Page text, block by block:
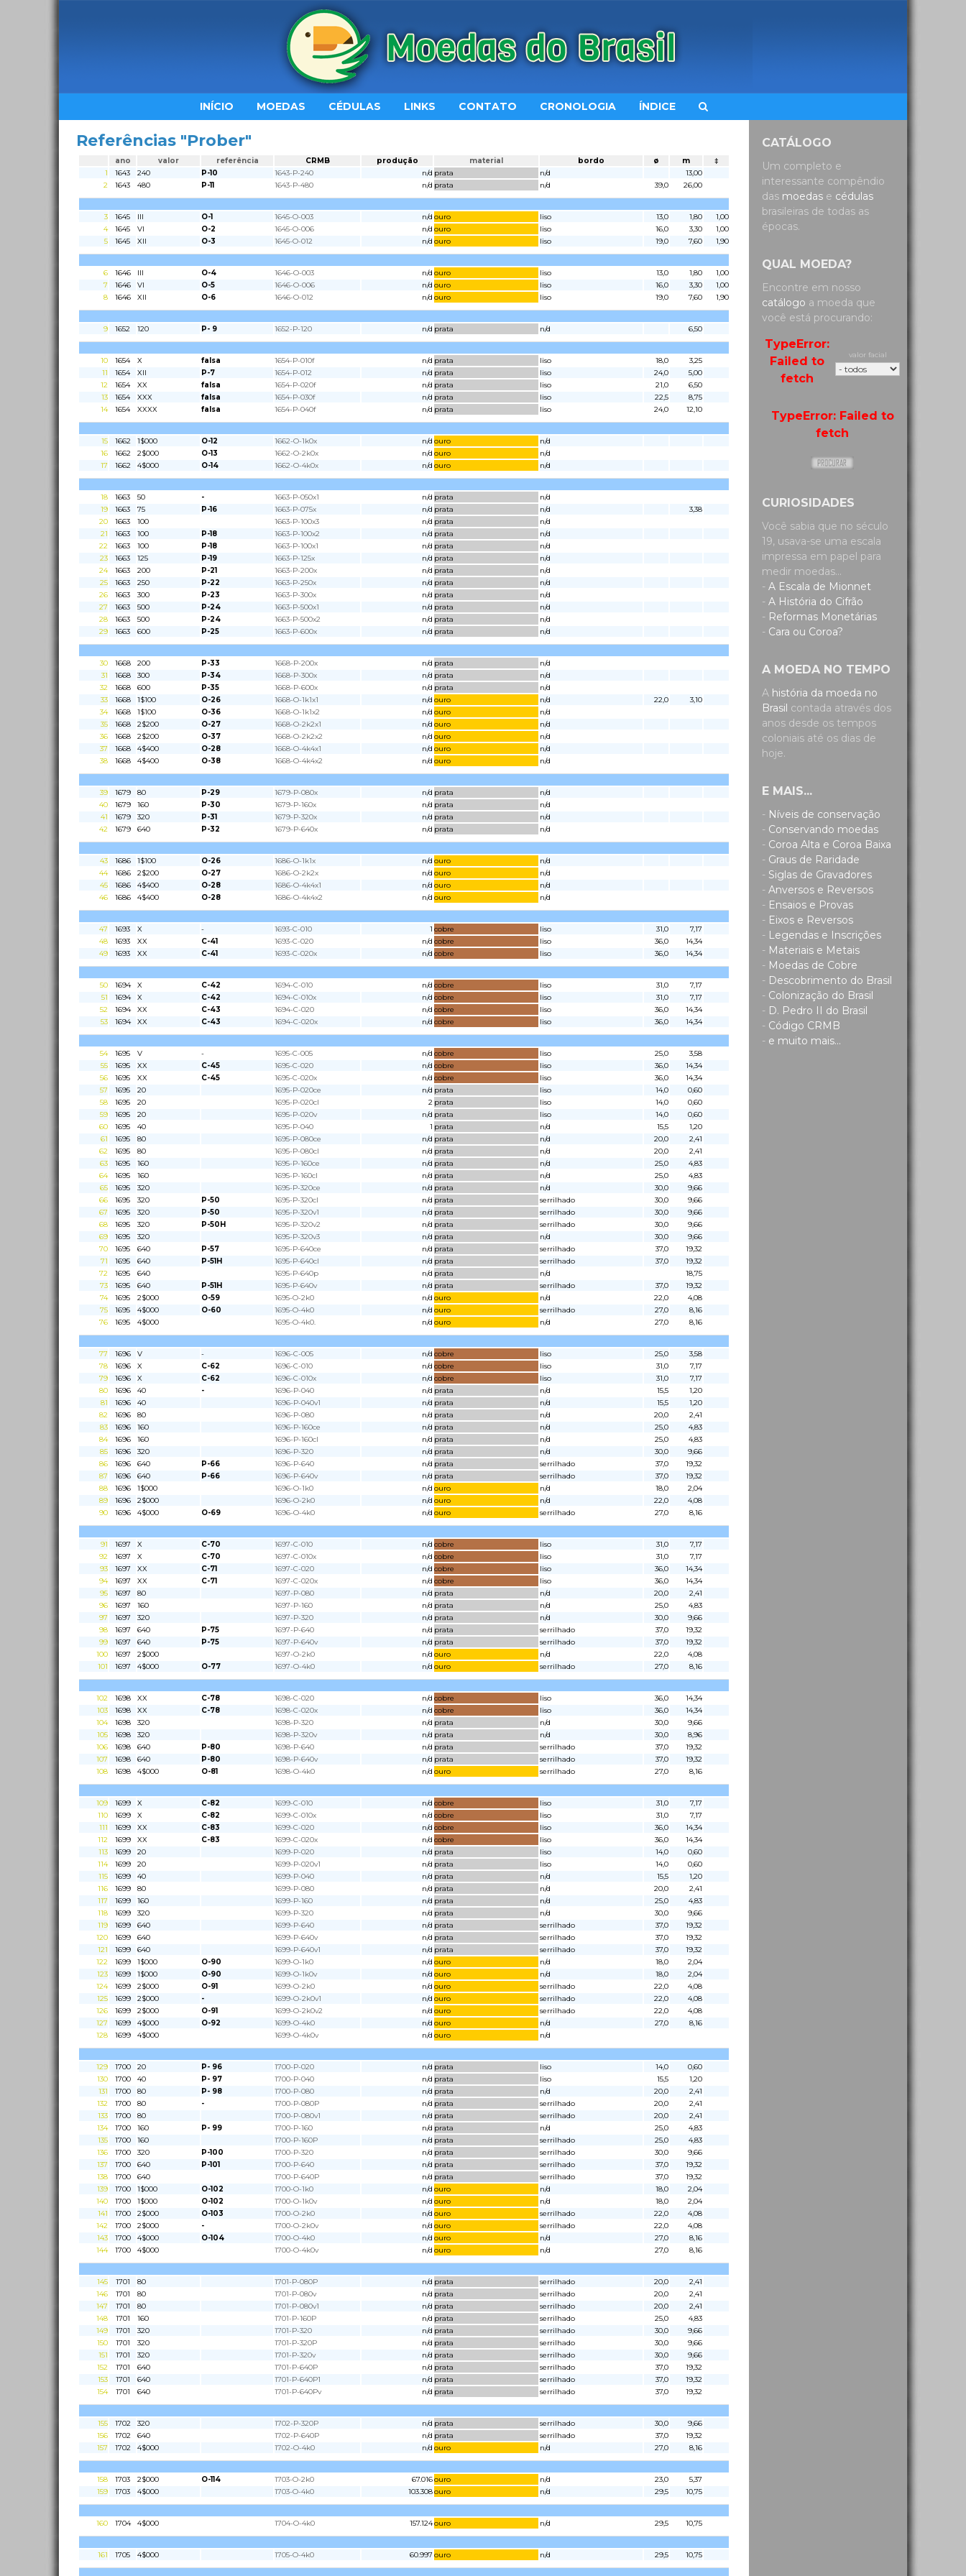
INÍCIO MOEDAS CÉDULAS LINKS CONTATO CRONOLOGIA ÍNDICE
CATÁLOGO
Um completo e
interessante compêndio
das moedas e cédulas
brasileiras de todas as
épocas.
QUAL MOEDA?
Encontre em nosso
catálogo a moeda que
você está procurando:
TypeError:
Failed to
fetch
valor facial
TypeError: Failed to
fetch
CURIOSIDADES
Você sabia que no século
19, usava-se uma escala
impressa em papel para
medir moedas...
- A Escala de Mionnet
- A História do Cifrão
- Reformas Monetárias
- Cara ou Coroa?
A MOEDA NO TEMPO
A história da moeda no
Brasil contada através dos
anos desde os tempos
coloniais até os dias de
hoje.
E MAIS...
- Níveis de conservação
- Conservando moedas
- Coroa Alta e Coroa Baixa
- Graus de Raridade
- Siglas de Gravadores
- Anversos e Reversos
- Ensaios e Provas
- Eixos e Reversos
- Legendas e Inscrições
- Materiais e Metais
- Moedas de Cobre
- Descobrimento do Brasil
- Colonização do Brasil
- D. Pedro II do Brasil
- Código CRMB
- e muito mais...
Referências "Prober"
ano valor referência CRMB produção material bordo ø m
‡
1
1643 240 P-10 1643-P-240 n/d prata n/d
13,00
2
1643 480 P-11 1643-P-480 n/d prata n/d 39,0 26,00
3 1645 III O-1 1645-O-003 n/d ouro liso 13,0 1,80
1,00
4
1645 VI O-2 1645-O-006 n/d ouro liso 16,0 3,30
1,00
5
1645 XII O-3 1645-O-012 n/d ouro liso 19,0 7,60 1,90
6 1646 III O-4 1646-O-003 n/d ouro liso 13,0 1,80
1,00
7
1646 VI O-5 1646-O-006 n/d ouro liso 16,0 3,30
1,00
8
1646 XII O-6 1646-O-012 n/d ouro liso 19,0 7,60 1,90
9 1652 120 P- 9 1652-P-120 n/d prata n/d 6,50
10 1654 X falsa 1654-P-010f n/d prata liso 18,0
3,25
11
1654 XII P-7 1654-P-012 n/d prata liso 24,0
5,00
12
1654 XX falsa 1654-P-020f n/d prata liso 21,0
6,50
13
1654 XXX falsa 1654-P-030f n/d prata liso 22,5
8,75
14
1654 XXXX falsa 1654-P-040f n/d prata liso 24,0 12,10
15 1662 1$000 O-12 1662-O-1k0x n/d ouro
n/d
16
1662 2$000 O-13 1662-O-2k0x n/d ouro
n/d
17
1662 4$000 O-14 1662-O-4k0x n/d ouro n/d
18 1663 50 - 1663-P-050x1 n/d prata
n/d
19
1663 75 P-16 1663-P-075x n/d prata n/d
3,38
20
1663 100 1663-P-100x3 n/d prata
n/d
21
1663 100 P-18 1663-P-100x2 n/d prata
n/d
22
1663 100 P-18 1663-P-100x1 n/d prata
n/d
23
1663 125 P-19 1663-P-125x n/d prata
n/d
24
1663 200 P-21 1663-P-200x n/d prata
n/d
25
1663 250 P-22 1663-P-250x n/d prata
n/d
26
1663 300 P-23 1663-P-300x n/d prata
n/d
27
1663 500 P-24 1663-P-500x1 n/d prata
n/d
28
1663 500 P-24 1663-P-500x2 n/d prata
n/d
29
1663 600 P-25 1663-P-600x n/d prata n/d
30 1668 200 P-33 1668-P-200x n/d prata
n/d
31
1668 300 P-34 1668-P-300x n/d prata
n/d
32
1668 600 P-35 1668-P-600x n/d prata
n/d
33
1668 1$100 O-26 1668-O-1k1x1 n/d ouro n/d 22,0
3,10
34
1668 1$100 O-36 1668-O-1k1x2 n/d ouro
n/d
35
1668 2$200 O-27 1668-O-2k2x1 n/d ouro
n/d
36
1668 2$200 O-37 1668-O-2k2x2 n/d ouro
n/d
37
1668 4$400 O-28 1668-O-4k4x1 n/d ouro
n/d
38
1668 4$400 O-38 1668-O-4k4x2 n/d ouro n/d
39 1679 80 P-29 1679-P-080x n/d prata
n/d
40
1679 160 P-30 1679-P-160x n/d prata
n/d
41
1679 320 P-31 1679-P-320x n/d prata
n/d
42
1679 640 P-32 1679-P-640x n/d prata n/d
43 1686 1$100 O-26 1686-O-1k1x n/d ouro
n/d
44
1686 2$200 O-27 1686-O-2k2x n/d ouro
n/d
45
1686 4$400 O-28 1686-O-4k4x1 n/d ouro
n/d
46
1686 4$400 O-28 1686-O-4k4x2 n/d ouro n/d
47 1693 X - 1693-C-010 1 cobre liso 31,0
7,17
48
1693 XX C-41 1693-C-020 n/d cobre liso 36,0
14,34
49
1693 XX C-41 1693-C-020x n/d cobre liso 36,0 14,34
50 1694 X C-42 1694-C-010 n/d cobre liso 31,0
7,17
51
1694 X C-42 1694-C-010x n/d cobre liso 31,0
7,17
52
1694 XX C-43 1694-C-020 n/d cobre liso 36,0
14,34
53
1694 XX C-43 1694-C-020x n/d cobre liso 36,0 14,34
54 1695 V - 1695-C-005 n/d cobre liso 25,0
3,58
55
1695 XX C-45 1695-C-020 n/d cobre liso 36,0
14,34
56
1695 XX C-45 1695-C-020x n/d cobre liso 36,0
14,34
57
1695 20 1695-P-020ce n/d prata liso 14,0
0,60
58
1695 20 1695-P-020cl 2 prata liso 14,0
0,60
59
1695 20 1695-P-020v n/d prata liso 14,0
0,60
60
1695 40 1695-P-040 1 prata n/d 15,5
1,20
61
1695 80 1695-P-080ce n/d prata n/d 20,0
2,41
62
1695 80 1695-P-080cl n/d prata n/d 20,0
2,41
63
1695 160 1695-P-160ce n/d prata n/d 25,0
4,83
64
1695 160 1695-P-160cl n/d prata n/d 25,0
4,83
65
1695 320 1695-P-320ce n/d prata n/d 30,0
9,66
66
1695 320 P-50 1695-P-320cl n/d prata serrilhado 30,0
9,66
67
1695 320 P-50 1695-P-320v1 n/d prata serrilhado 30,0
9,66
68
1695 320 P-50H 1695-P-320v2 n/d prata serrilhado 30,0
9,66
69
1695 320 1695-P-320v3 n/d prata n/d 30,0
9,66
70
1695 640 P-57 1695-P-640ce n/d prata serrilhado 37,0
19,32
71
1695 640 P-51H 1695-P-640cl n/d prata serrilhado 37,0
19,32
72
1695 640 1695-P-640p n/d prata n/d
18,75
73
1695 640 P-51H 1695-P-640v n/d prata serrilhado 37,0
19,32
74
1695 2$000 O-59 1695-O-2k0 n/d ouro n/d 22,0
4,08
75
1695 4$000 O-60 1695-O-4k0 n/d ouro serrilhado 27,0
8,16
76
1695 4$000 1695-O-4k0. n/d ouro n/d 27,0 8,16
77 1696 V - 1696-C-005 n/d cobre liso 25,0
3,58
78
1696 X C-62 1696-C-010 n/d cobre liso 31,0
7,17
79
1696 X C-62 1696-C-010x n/d cobre liso 31,0
7,17
80
1696 40 - 1696-P-040 n/d prata n/d 15,5
1,20
81
1696 40 1696-P-040v1 n/d prata n/d 15,5
1,20
82
1696 80 1696-P-080 n/d prata n/d 20,0
2,41
83
1696 160 1696-P-160ce n/d prata n/d 25,0
4,83
84
1696 160 1696-P-160cl n/d prata n/d 25,0
4,83
85
1696 320 1696-P-320 n/d prata n/d 30,0
9,66
86
1696 640 P-66 1696-P-640 n/d prata serrilhado 37,0
19,32
87
1696 640 P-66 1696-P-640v n/d prata serrilhado 37,0
19,32
88
1696 1$000 1696-O-1k0 n/d ouro n/d 18,0
2,04
89
1696 2$000 1696-O-2k0 n/d ouro n/d 22,0
4,08
90
1696 4$000 O-69 1696-O-4k0 n/d ouro serrilhado 27,0 8,16
91 1697 X C-70 1697-C-010 n/d cobre liso 31,0
7,17
92
1697 X C-70 1697-C-010x n/d cobre liso 31,0
7,17
93
1697 XX C-71 1697-C-020 n/d cobre liso 36,0
14,34
94
1697 XX C-71 1697-C-020x n/d cobre liso 36,0
14,34
95
1697 80 1697-P-080 n/d prata n/d 20,0
2,41
96
1697 160 1697-P-160 n/d prata n/d 25,0
4,83
97
1697 320 1697-P-320 n/d prata n/d 30,0
9,66
98
1697 640 P-75 1697-P-640 n/d prata serrilhado 37,0
19,32
99
1697 640 P-75 1697-P-640v n/d prata serrilhado 37,0
19,32
100
1697 2$000 1697-O-2k0 n/d ouro n/d 22,0
4,08
101
1697 4$000 O-77 1697-O-4k0 n/d ouro serrilhado 27,0 8,16
102 1698 XX C-78 1698-C-020 n/d cobre liso 36,0
14,34
103
1698 XX C-78 1698-C-020x n/d cobre liso 36,0
14,34
104
1698 320 1698-P-320 n/d prata n/d 30,0
9,66
105
1698 320 1698-P-320v n/d prata n/d 30,0
8,96
106
1698 640 P-80 1698-P-640 n/d prata serrilhado 37,0
19,32
107
1698 640 P-80 1698-P-640v n/d prata serrilhado 37,0
19,32
108
1698 4$000 O-81 1698-O-4k0 n/d ouro serrilhado 27,0 8,16
109 1699 X C-82 1699-C-010 n/d cobre liso 31,0
7,17
110
1699 X C-82 1699-C-010x n/d cobre liso 31,0
7,17
111
1699 XX C-83 1699-C-020 n/d cobre liso 36,0
14,34
112
1699 XX C-83 1699-C-020x n/d cobre liso 36,0
14,34
113
1699 20 1699-P-020 n/d prata liso 14,0
0,60
114
1699 20 1699-P-020v1 n/d prata liso 14,0
0,60
115
1699 40 1699-P-040 n/d prata n/d 15,5
1,20
116
1699 80 1699-P-080 n/d prata n/d 20,0
2,41
117
1699 160 1699-P-160 n/d prata n/d 25,0
4,83
118
1699 320 1699-P-320 n/d prata n/d 30,0
9,66
119
1699 640 1699-P-640 n/d prata serrilhado 37,0
19,32
120
1699 640 1699-P-640v n/d prata serrilhado 37,0
19,32
121
1699 640 1699-P-640v1 n/d prata serrilhado 37,0
19,32
122
1699 1$000 O-90 1699-O-1k0 n/d ouro n/d 18,0
2,04
123
1699 1$000 O-90 1699-O-1k0v n/d ouro n/d 18,0
2,04
124
1699 2$000 O-91 1699-O-2k0 n/d ouro serrilhado 22,0
4,08
125
1699 2$000 - 1699-O-2k0v1 n/d ouro serrilhado 22,0
4,08
126
1699 2$000 O-91 1699-O-2k0v2 n/d ouro serrilhado 22,0
4,08
127
1699 4$000 O-92 1699-O-4k0 n/d ouro n/d 27,0
8,16
128
1699 4$000 1699-O-4k0v n/d ouro n/d
129 1700 20 P- 96 1700-P-020 n/d prata liso 14,0
0,60
130
1700 40 P- 97 1700-P-040 n/d prata liso 15,5
1,20
131
1700 80 P- 98 1700-P-080 n/d prata n/d 20,0
2,41
132
1700 80 - 1700-P-080P n/d prata serrilhado 20,0
2,41
133
1700 80 1700-P-080v1 n/d prata serrilhado 20,0
2,41
134
1700 160 P- 99 1700-P-160 n/d prata n/d 25,0
4,83
135
1700 160 1700-P-160P n/d prata serrilhado 25,0
4,83
136
1700 320 P-100 1700-P-320 n/d prata serrilhado 30,0
9,66
137
1700 640 P-101 1700-P-640 n/d prata serrilhado 37,0
19,32
138
1700 640 1700-P-640P n/d prata serrilhado 37,0
19,32
139
1700 1$000 O-102 1700-O-1k0 n/d ouro n/d 18,0
2,04
140
1700 1$000 O-102 1700-O-1k0v n/d ouro n/d 18,0
2,04
141
1700 2$000 O-103 1700-O-2k0 n/d ouro serrilhado 22,0
4,08
142
1700 2$000 - 1700-O-2k0v n/d ouro serrilhado 22,0
4,08
143
1700 4$000 O-104 1700-O-4k0 n/d ouro n/d 27,0
8,16
144
1700 4$000 1700-O-4k0v n/d ouro n/d 27,0 8,16
145 1701 80 1701-P-080P n/d prata serrilhado 20,0
2,41
146
1701 80 1701-P-080v n/d prata serrilhado 20,0
2,41
147
1701 80 1701-P-080v1 n/d prata serrilhado 20,0
2,41
148
1701 160 1701-P-160P n/d prata serrilhado 25,0
4,83
149
1701 320 1701-P-320 n/d prata serrilhado 30,0
9,66
150
1701 320 1701-P-320P n/d prata serrilhado 30,0
9,66
151
1701 320 1701-P-320v n/d prata serrilhado 30,0
9,66
152
1701 640 1701-P-640P n/d prata serrilhado 37,0
19,32
153
1701 640 1701-P-640P1 n/d prata serrilhado 37,0
19,32
154
1701 640 1701-P-640Pv n/d prata serrilhado 37,0 19,32
155 1702 320 1702-P-320P n/d prata serrilhado 30,0
9,66
156
1702 640 1702-P-640P n/d prata serrilhado 37,0
19,32
157
1702 4$000 1702-O-4k0 n/d ouro n/d 27,0 8,16
158 1703 2$000 O-114 1703-O-2k0 67.016ouro n/d 23,0
5,37
159
1703 4$000 1703-O-4k0 103.308ouro n/d 29,5 10,75
160 1704 4$000 1704-O-4k0 157.124ouro n/d 29,5 10,75
161 1705 4$000 1705-O-4k0 60.997 ouro n/d 29,5 10,75